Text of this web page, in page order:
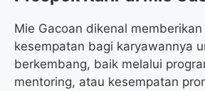
Mie Gacoan dikenal
kesempatan bagi karyawannya
berkembang, baik melalui
mentoring, atau kesempatan